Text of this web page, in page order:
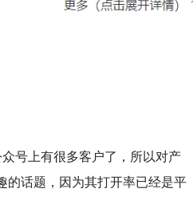
号上有很多客户了，所以对产
的话题，因为其打开率已经是平